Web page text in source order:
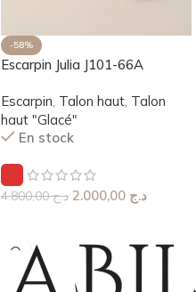
-58%
Escarpin Julia J101-66A
Escarpin, Talon haut, Talon
haut "Glacé"
En stock
د.ج4.800,00 د.ج